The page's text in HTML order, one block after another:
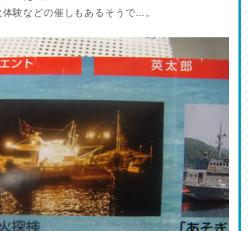
験などの催しもあるそうで…。